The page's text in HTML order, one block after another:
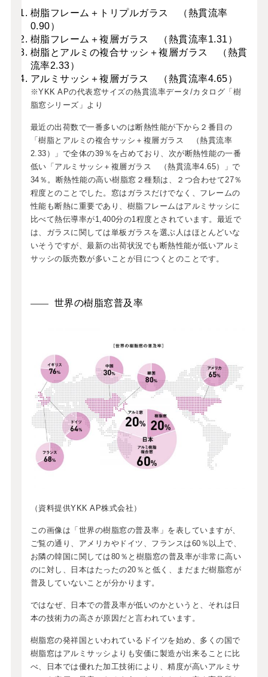
樹脂フレーム＋トリプルガラス （熱貫流率
0.90）
樹脂フレーム＋複層ガラス （熱貫流率1.31）
樹脂とアルミの複合サッシ＋複層ガラス （熱貫
流率2.33）
アルミサッシ＋複層ガラス （熱貫流率4.65）
※YKK APの代表窓サイズの熱貫流率データ/カタログ「樹
脂窓シリーズ」より
最近の出荷数で一番多いのは断熱性能が下から２番目の
「樹脂とアルミの複合サッシ＋複層ガラス （熱貫流率
2.33）」で全体の39％を占めており、次が断熱性能の一番
低い「アルミサッシ＋複層ガラス （熱貫流率4.65）」で
34％。断熱性能の高い樹脂窓２種類は、２つ合わせて27％
程度とのことでした。窓はガラスだけでなく、フレームの
性能も断熱に重要であり、樹脂フレームはアルミサッシに
比べて熱伝導率が1,400分の1程度とされています。最近で
は、ガラスに関しては単板ガラスを選ぶ人はほとんどいな
いそうですが、最新の出荷状況でも断熱性能が低いアルミ
サッシの販売数が多いことが目につくとのことです。
世界の樹脂窓普及率
（資料提供YKK AP株式会社）
この画像は「世界の樹脂窓の普及率」を表していますが、
ご覧の通り、アメリカやドイツ、フランスは60％以上で、
お隣の韓国に関しては80％と樹脂窓の普及率が非常に高い
のに対し、日本はたったの20％と低く、まだまだ樹脂窓が
普及していないことが分かります。
ではなぜ、日本での普及率が低いのかというと、それは日
本の技術力の高さが原因だと言われています。
樹脂窓の発祥国といわれているドイツを始め、多くの国で
樹脂窓はアルミサッシよりも安価に製造が出来ることに比
べ、日本では優れた加工技術により、精度が高いアルミサ